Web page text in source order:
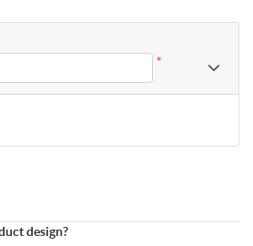
design?
*